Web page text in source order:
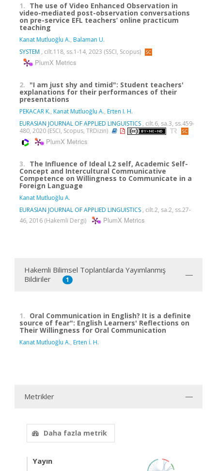
1. The use of Video Enhanced Observation in
video-mediated post-observation conversations
on pre-service EFL teachers’ online practicum
teaching
Kanat Mutluoğlu A., Balaman U.
SYSTEM , cilt.118, ss.1-14, 2023 (SSCI, Scopus)
PlumX Metrics
2. "I am just shy and timid": Student teachers'
explanations for their performances of their
presentations
PEKACAR K., Kanat Mutluoğlu A., Erten I. H.
EURASIAN JOURNAL OF APPLIED LINGUISTICS , cilt.6, sa.3, ss.459-
480, 2020 (ESCI, Scopus, TRDizin)
PlumX Metrics
3. The Influence of Ideal L2 self, Academic Self-
Concept and Intercultural Communicative
Competence on Willingness to Communicate in a
Foreign Language
Kanat Mutluoğlu A.
EURASIAN JOURNAL OF APPLIED LINGUISTICS , cilt.2, sa.2, ss.27-
46, 2016 (Hakemli Dergi)
PlumX Metrics
Hakemli Bilimsel Toplantılarda Yayımlanmış
Bildiriler
1
1. Oral Communication in English? It is a definite
source of fear": English Learners' Reflections on
Their Willingness for Oral Communication
Kanat Mutluoğlu A., Erten İ. H.
Metrikler
Daha fazla metrik
Yayın